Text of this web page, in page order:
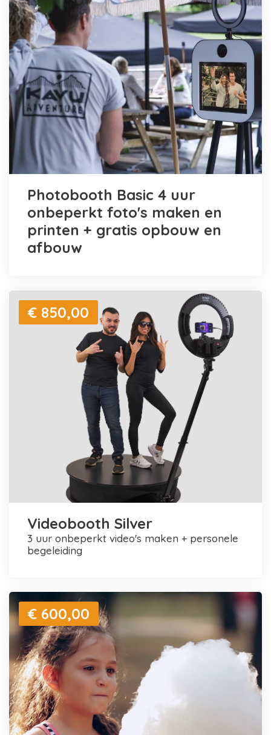
Photobooth Basic 4 uur
onbeperkt foto's maken en
printen + gratis opbouw en
afbouw
€ 850,00
Videobooth Silver
3 uur onbeperkt video's maken + personele
begeleiding
€ 600,00